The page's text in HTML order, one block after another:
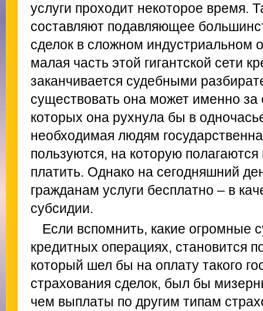
услуги проходит некоторое время.
составляют подавляющее
сделок в сложном индустриальном
малая часть этой гигантской сети
заканчивается судебными
существовать она может именно за
которых она рухнула бы в
необходимая людям
пользуются, на которую
платить. Однако на сегодняшний
гражданам услуги бесплатно – в
субсидии.
Если вспомнить, какие огромные
кредитных операциях, становится
который шел бы на оплату такого
страхования сделок, был бы
чем выплаты по другим типам